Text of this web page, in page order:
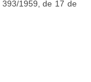
1959, de 17 de